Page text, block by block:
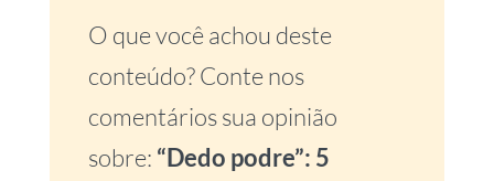
O que você achou deste
conteúdo? Conte nos
comentários sua opinião
sobre: “Dedo podre”: 5